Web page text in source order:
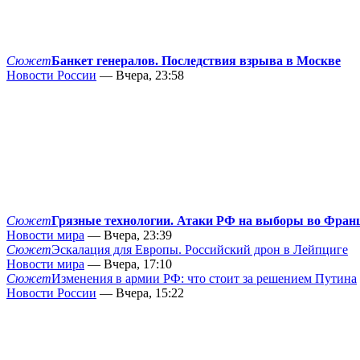
СюжетБанкет генералов. Последствия взрыва в Москве
Новости России — Вчера, 23:58
СюжетГрязные технологии. Атаки РФ на выборы во
Новости мира — Вчера, 23:39
СюжетЭскалация для Европы. Российский дрон в Лейпциге
Новости мира — Вчера, 17:10
СюжетИзменения в армии РФ: что стоит за решением Путина
Новости России — Вчера, 15:22